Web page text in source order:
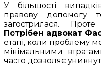
У більшості
правову допомогу
загострилася.
Потрібен адвокат
етапі, коли проблему
мінімальними
часто дозволяє